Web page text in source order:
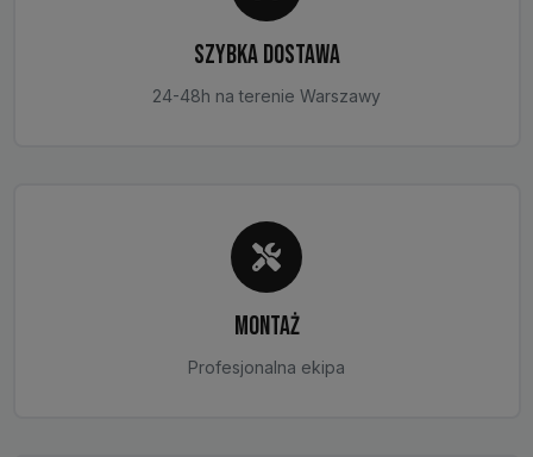
SZYBKA DOSTAWA
24-48h na terenie Warszawy
MONTAŻ
Profesjonalna ekipa